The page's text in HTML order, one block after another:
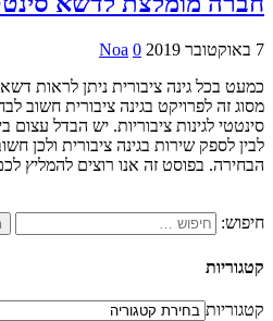
7 באוקטובר 2019 Noa 0
כמעט בכל גינה ציבורית ניתן לראות
מסוג זה לפרויקט בגינה ציבורית חשוב
סינטטי לגינות ציבוריות. יש הבדל עצום
לבין לספק שירות בגינה ציבורית ולכן
הבחירה. בפוסט זה אנו רוצים להמליץ
חיפוש:
קטגוריות
קטגוריות